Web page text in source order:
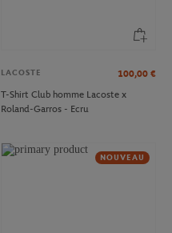
LACOSTE 100,00 €
T-Shirt Club homme Lacoste x
Roland-Garros - Ecru
NOUVEAU